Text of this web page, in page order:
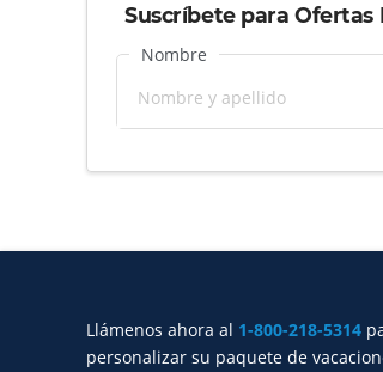
Suscríbete para Ofertas
Nombre
Índice del sitio
Llámenos ahora al 1-800-218-5314
personalizar su paquete de